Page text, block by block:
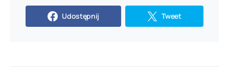
Udostępnij Tweet